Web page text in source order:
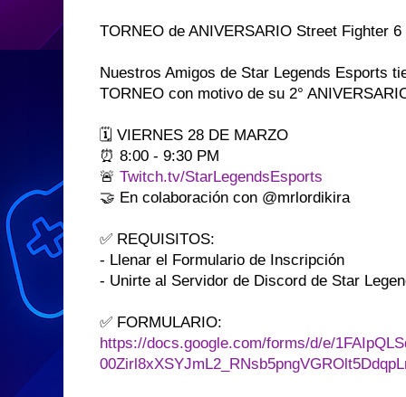
TORNEO de ANIVERSARIO Street Fighter
Nuestros Amigos de Star Legends Esports
TORNEO con motivo de su 2°
🗓 VIERNES 28 DE MARZO
⏰ 8:00 - 9:30 PM
🚨 Twitch.tv/StarLegendsEsports
🤝 En colaboración con @mrlordikira
✅ REQUISITOS:
- Llenar el Formulario de Inscripción
- Unirte al Servidor de Discord de Star
✅ FORMULARIO:
https://docs.google.com/forms/d/e/